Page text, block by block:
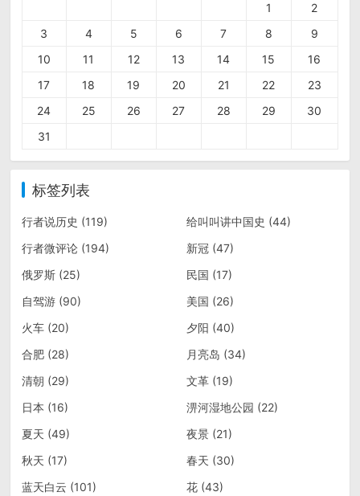
1
2
3
4 5 6 7 8
9
10
11 12 13 14 15
16
17
18 19 20 21 22
23
24
25 26 27 28 29
30
31
标签列表
行者说历史 (119) 给叫叫讲中国史 (44)
行者微评论(194) 新冠(47)
俄罗斯(25) 民国 (17)
自驾游(90) 美国 (26)
火车(20) 夕阳 (40)
合肥(28) 月亮岛 (34)
清朝 (29) 文革(19)
日本 (16) 淠河湿地公园 (22)
夏天 (49) 夜景(21)
秋天 (17) 春天 (30)
蓝天白云 (101) 花(43)